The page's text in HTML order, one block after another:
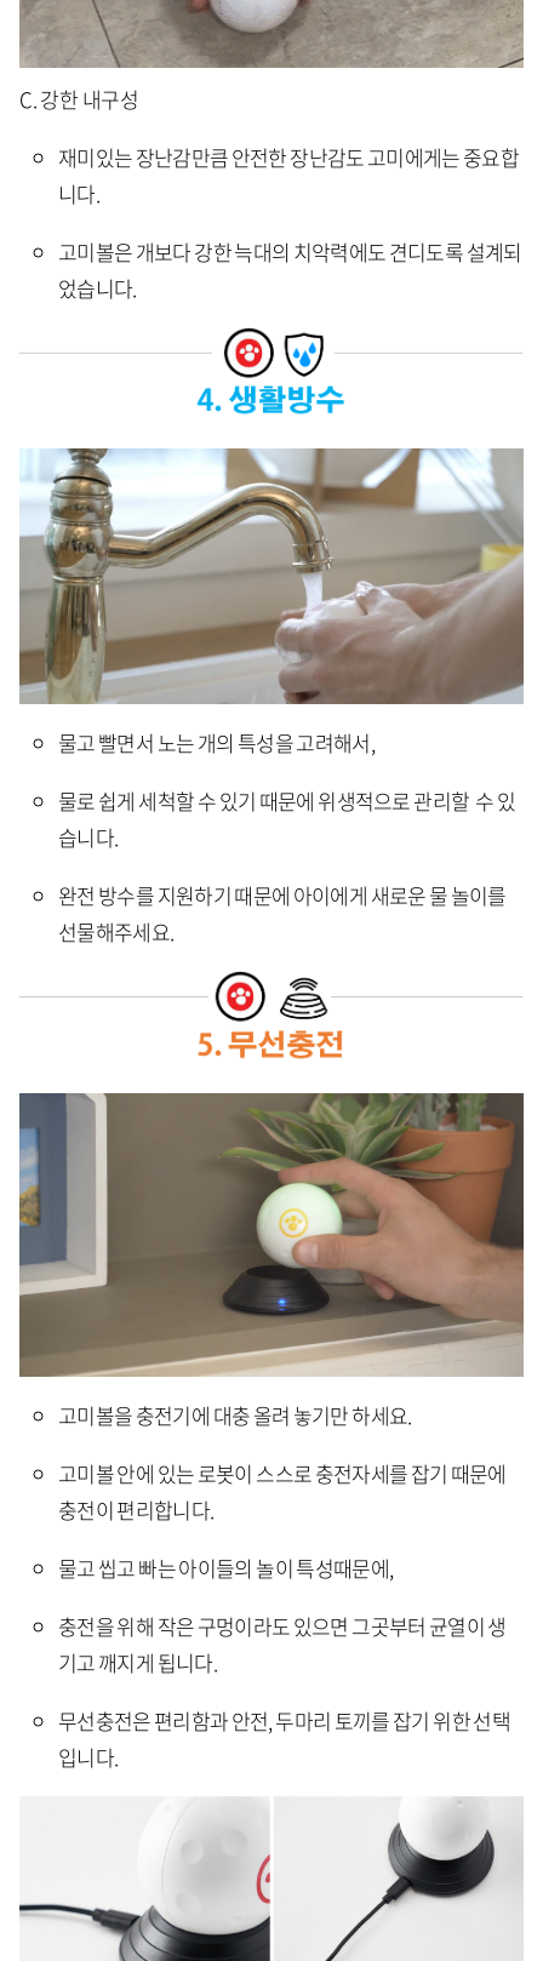
C. 강한 내구성
재미있는 장난감만큼 안전한 장난감도 고미에게는 중요합
니다.
고미볼은 개보다 강한 늑대의 치악력에도 견디도록 설계되
었습니다.
물고 빨면서 노는 개의 특성을 고려해서,
물로 쉽게 세척할 수 있기 때문에 위생적으로 관리할 수 있
습니다.
완전 방수를 지원하기 때문에 아이에게 새로운 물 놀이를
선물해주세요.
고미볼을 충전기에 대충 올려 놓기만 하세요.
고미볼 안에 있는 로봇이 스스로 충전자세를 잡기 때문에
충전이 편리합니다.
물고 씹고 빠는 아이들의 놀이 특성때문에,
충전을 위해 작은 구멍이라도 있으면 그곳부터 균열이 생
기고 깨지게 됩니다.
무선충전은 편리함과 안전, 두마리 토끼를 잡기 위한 선택
입니다.